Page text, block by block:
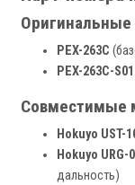
PEX-263C
PEX-263C-S01
Совместимые
Hokuyo UST-
Hokuyo URG-
дальность)